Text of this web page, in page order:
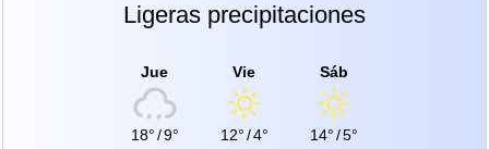
Ligeras precipitaciones
Jue
18°/9°
Vie
12°/4°
Sáb
14°/5°